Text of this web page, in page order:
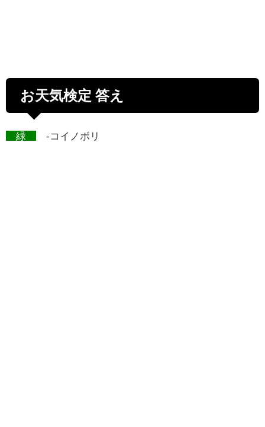
お天気検定 答え
緑 -コイノボリ